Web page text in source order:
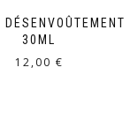
DÉSENVOÛTEMENT
30ML
12,00 €